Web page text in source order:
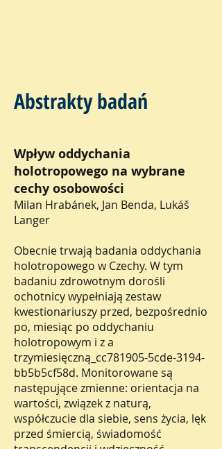
Abstrakty badań
Wpływ oddychania
holotropowego na wybrane
cechy osobowości
Milan Hrabánek, Jan Benda, Lukáš
Langer
Obecnie trwają badania oddychania
holotropowego w Czechy. W tym
badaniu zdrowotnym dorośli
ochotnicy wypełniają zestaw
kwestionariuszy przed, bezpośrednio
po, miesiąc po oddychaniu
holotropowym i z a
trzymiesięczną_cc781905-5cde-3194-
bb5b5cf58d. Monitorowane są
następujące zmienne: orientacja na
wartości, związek z naturą,
współczucie dla siebie, sens życia, lęk
przed śmiercią, świadomość